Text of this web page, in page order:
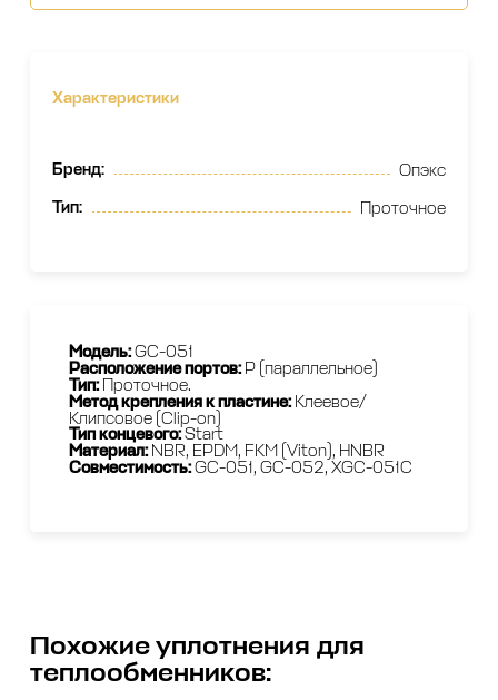
Характеристики
Бренд: Опэкс
Тип: Проточное
Модель:GC-051
Расположение портов:P (параллельное)
Тип:Проточное.
Метод крепления к пластине: Клеевое/
Клипсовое (Clip-on)
Тип концевого:Start
Материал:NBR, EPDM, FKM (Viton), HNBR
Совместимость:GС-051, GC-052, XGC-051C
Похожиеуплотнения для
теплообменников: